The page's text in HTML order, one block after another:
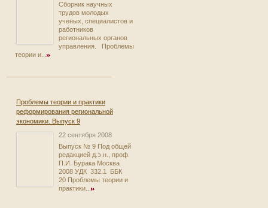
Сборник научных
трудов молодых
ученых, специалистов и
работников
региональных органов
управления. Проблемы
теории и...
Проблемы теории и практики
реформирования региональной
экономики. Выпуск 9
22 сентября 2008
Выпуск № 9 Под общей
редакцией д.э.н., проф.
П.И. Бурака Москва
2008 УДК 332.1 ББК
20 Проблемы теории и
практики...